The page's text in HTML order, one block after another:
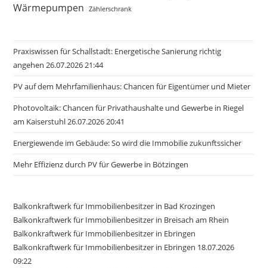
Wärmepumpen Zählerschrank
Praxiswissen für Schallstadt: Energetische Sanierung richtig
angehen 26.07.2026 21:44
PV auf dem Mehrfamilienhaus: Chancen für Eigentümer und Mieter
Photovoltaik: Chancen für Privathaushalte und Gewerbe in Riegel
am Kaiserstuhl 26.07.2026 20:41
Energiewende im Gebäude: So wird die Immobilie zukunftssicher
Mehr Effizienz durch PV für Gewerbe in Bötzingen
Balkonkraftwerk für Immobilienbesitzer in Bad Krozingen
Balkonkraftwerk für Immobilienbesitzer in Breisach am Rhein
Balkonkraftwerk für Immobilienbesitzer in Ebringen
Balkonkraftwerk für Immobilienbesitzer in Ebringen 18.07.2026
09:22